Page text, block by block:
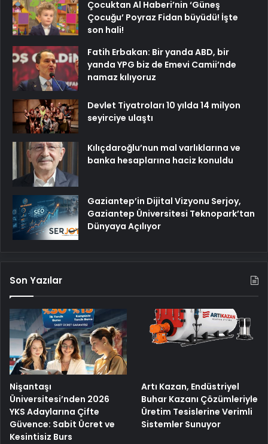
Çocuktan Al Haberi’nin ‘Güneş
Çocuğu’ Poyraz Fidan büyüdü! İşte
son hali!
Fatih Erbakan: Bir yanda ABD, bir
yanda YPG biz de Emevi Camii’nde
namaz kılıyoruz
Devlet Tiyatroları 10 yılda 14 milyon
seyirciye ulaştı
Kılıçdaroğlu’nun mal varlıklarına ve
banka hesaplarına haciz konuldu
Gaziantep’in Dijital Vizyonu Serjoy,
Gaziantep Üniversitesi Teknopark’tan
Dünyaya Açılıyor
Son Yazılar
Nişantaşı
Üniversitesi’nden 2026
YKS Adaylarına Çifte
Güvence: Sabit Ücret ve
Kesintisiz Burs
Artı Kazan, Endüstriyel
Buhar Kazanı Çözümleriyle
Üretim Tesislerine Verimli
Sistemler Sunuyor